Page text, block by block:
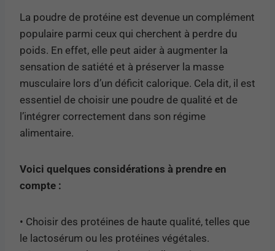
La poudre de protéine est devenue un complément
populaire parmi ceux qui cherchent à perdre du
poids. En effet, elle peut aider à augmenter la
sensation de satiété et à préserver la masse
musculaire lors d’un déficit calorique. Cela dit, il est
essentiel de choisir une poudre de qualité et de
l’intégrer correctement dans son régime
alimentaire.
Voici quelques considérations à prendre en
compte :
• Choisir des protéines de haute qualité, telles que
le lactosérum ou les protéines végétales.